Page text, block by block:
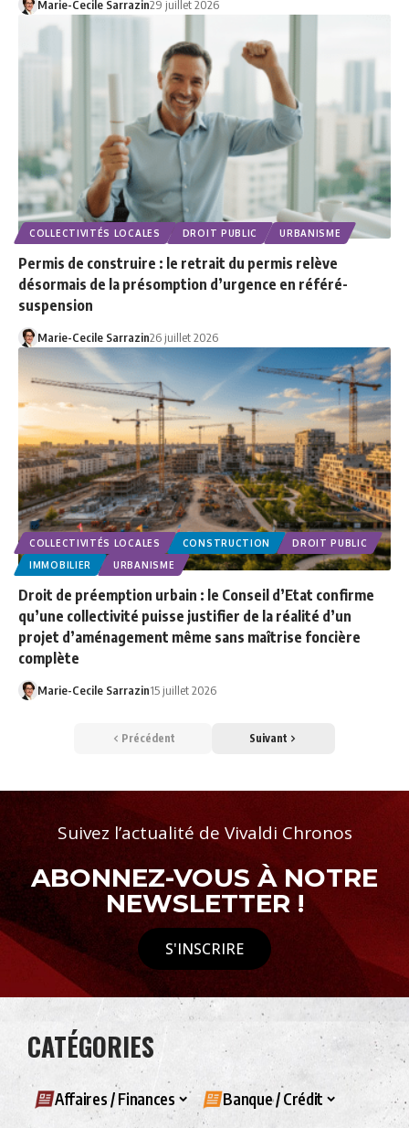
Marie-Cecile Sarrazin29 juillet 2026
COLLECTIVITÉS LOCALES DROIT PUBLIC URBANISME
Permis de construire : le retrait du permis relève
désormais de la présomption d’urgence en référé-
suspension
Marie-Cecile Sarrazin26 juillet 2026
COLLECTIVITÉS LOCALES CONSTRUCTION
DROIT PUBLIC
IMMOBILIER
URBANISME
Droit de préemption urbain : le Conseil d’Etat confirme
qu’une collectivité puisse justifier de la réalité d’un
projet d’aménagement même sans maîtrise foncière
complète
Marie-Cecile Sarrazin15 juillet 2026
Précédent Suivant
Suivez l’actualité de Vivaldi Chronos
ABONNEZ-VOUS À NOTRE
NEWSLETTER !
S'INSCRIRE
CATÉGORIES
Affaires / Finances Banque / Crédit